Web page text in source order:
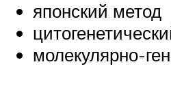
японский метод
молекулярно-